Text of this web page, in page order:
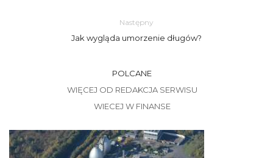
Następny
Jak wygląda umorzenie długów?
POLCANE
WIĘCEJ OD REDAKCJA SERWISU
WIECEJ W FINANSE